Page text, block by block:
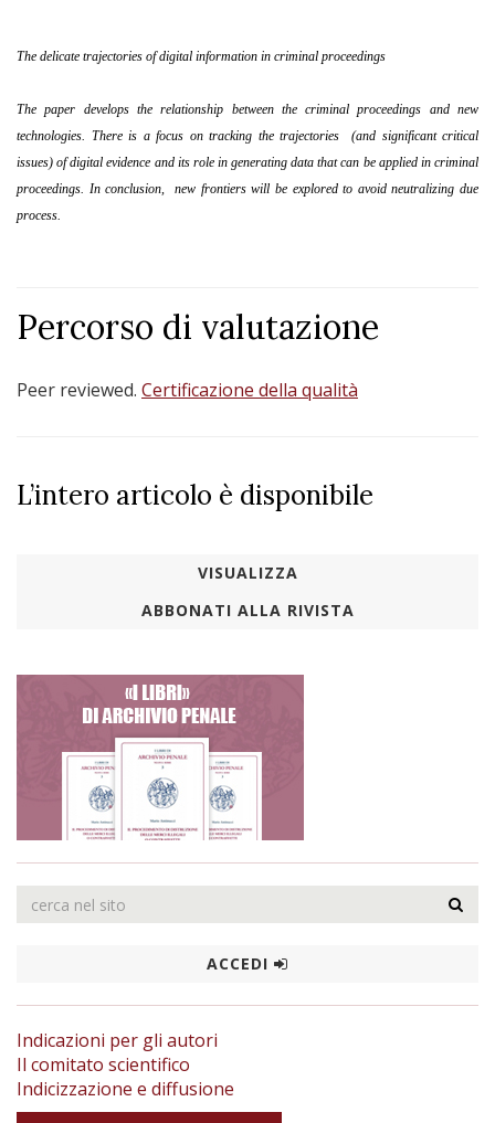
The delicate trajectories of digital information in criminal proceedings
The paper develops the relationship between the criminal proceedings and new
technologies. There is a focus on tracking the trajectories (and significant critical
issues) of digital evidence and its role in generating data that can be applied in criminal
proceedings. In conclusion, new frontiers will be explored to avoid neutralizing due
process.
Percorso di valutazione
Peer reviewed. Certificazione della qualità
L’intero articolo è disponibile
VISUALIZZA
ABBONATI ALLA RIVISTA
ACCEDI
Indicazioni per gli autori
Il comitato scientifico
Indicizzazione e diffusione